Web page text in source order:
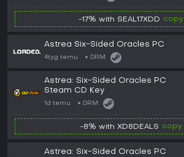
-17% with SEAL17XDD copy
Astrea Six-Sided Oracles PC
4tyg temu DRM:
Astrea: Six-Sided Oracles PC
Steam CD Key
1d temu DRM:
-8% with XD8DEALS copy
Astrea: Six-Sided Oracles PC